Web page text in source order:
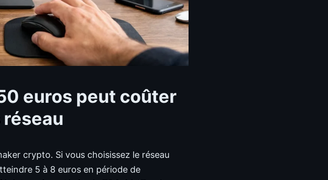
euros peut coûter
crypto. Si vous choisissez le réseau
5 à 8 euros en période de